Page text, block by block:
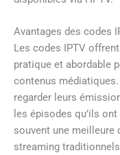
Avantages des codes
Les codes IPTV
pratique et abordable
contenus
regarder leurs
les épisodes qu’ils
souvent une meilleure
streaming